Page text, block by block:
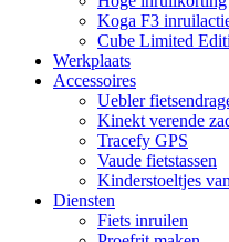
Koga F3
Cube Limited
Werkplaats
Accessoires
Uebler
Kinekt verende
Tracefy GPS
Vaude fietstassen
Kinderstoeltjes
Diensten
Fiets inruilen